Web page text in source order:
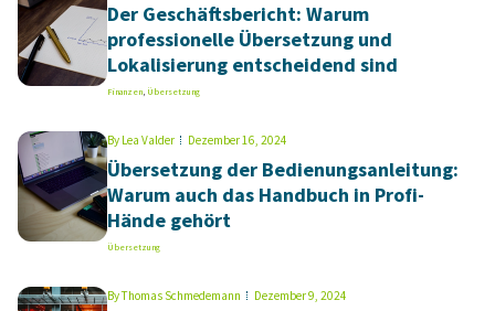
Der Geschäftsbericht: Warum
professionelle Übersetzung und
Lokalisierung entscheidend sind
Finanzen, Übersetzung
ByLea Valder Dezember 16, 2024
Übersetzung der Bedienungsanleitung:
Warum auch das Handbuch in Profi-
Hände gehört
Übersetzung
ByThomas Schmedemann Dezember 9, 2024